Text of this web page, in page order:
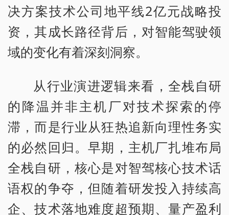
决方案技术公司地平线2亿元战略投
资，其成长路径背后，对智能驾驶领
域的变化有着深刻洞察。
从行业演进逻辑来看，全栈自研
的降温并非主机厂对技术探索的停
滞，而是行业从狂热追新向理性务实
的必然回归。早期，主机厂扎堆布局
全栈自研，核心是对智驾核心技术话
语权的争夺，但随着研发投入持续高
企、技术落地难度超预期、量产盈利